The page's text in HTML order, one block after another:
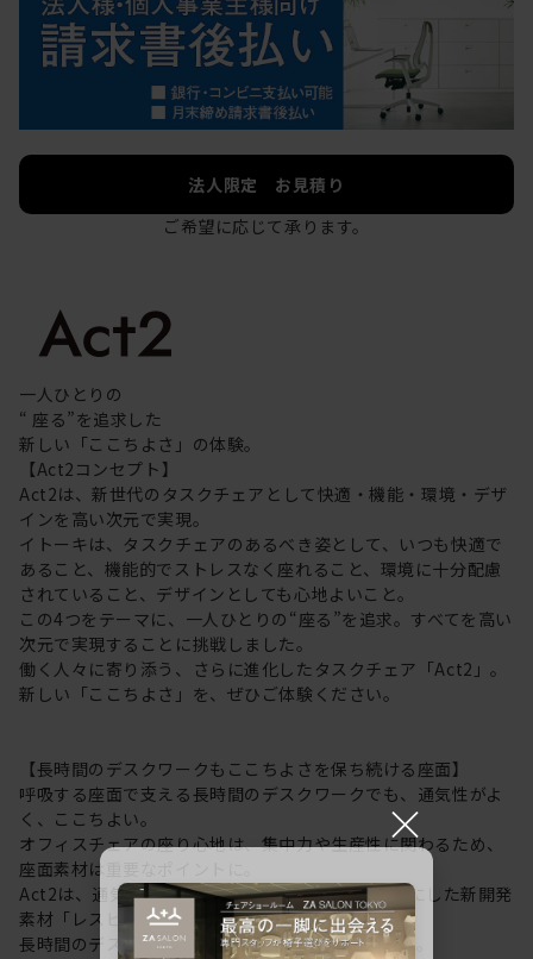
法人限定 お見積り
ご希望に応じて承ります。
一人ひとりの
“ 座る”を追求した
新しい「ここちよさ」の体験。
【Act2コンセプト】
Act2は、新世代のタスクチェアとして快適・機能・環境・デザ
インを高い次元で実現。
イトーキは、タスクチェアのあるべき姿として、いつも快適で
あること、機能的でストレスなく座れること、環境に十分配慮
されていること、デザインとしても心地よいこと。
この4つをテーマに、一人ひとりの“座る”を追求。すべてを高い
次元で実現することに挑戦しました。
働く人々に寄り添う、さらに進化したタスクチェア「Act2」。
新しい「ここちよさ」を、ぜひご体験ください。
【長時間のデスクワークもここちよさを保ち続ける座面】
呼吸する座面で支える長時間のデスクワークでも、通気性がよ
く、ここちよい。
オフィスチェアの座り心地は、集中力や生産性に関わるため、
座面素材は重要なポイントに。
Act2は、通気性にすぐれた “呼吸する座面”を可能にした新開発
素材「レスピテック」を採用。
長時間のデスクワークもここちよさを保ち続けます。
×